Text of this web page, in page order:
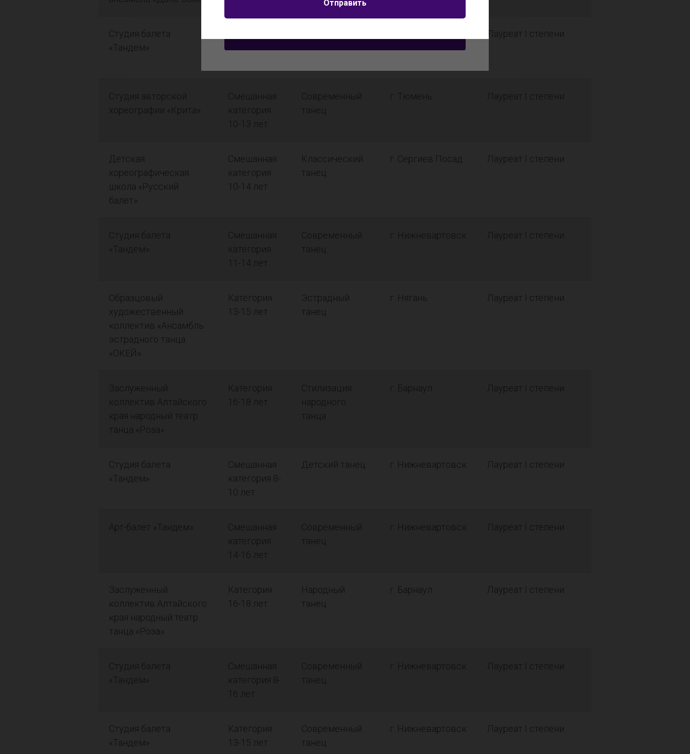
обработку персональных данных
Студия балета
«Тандем»
Лауреат I степени
Студия авторской
хореографии «Крита»
Смешанная
категория
10-13 лет
Современный
танец
г. Тюмень Лауреат I степени
Детская
хореографическая
школа «Русский
балет»
Смешанная
категория
10-14 лет
Классический
танец
г. Сергиев Посад Лауреат I степени
Студия балета
«Тандем»
Смешанная
категория
11-14 лет
Современный
танец
г. Нижневартовск Лауреат I степени
Образцовый
художественный
коллектив «Ансамбль
эстрадного танца
«ОКЕЙ»
Категория
13-15 лет
Эстрадный
танец
г. Нягань Лауреат I степени
Заслуженный
коллектив Алтайского
края народный театр
танца «Роза»
Категория
16-18 лет
Стилизация
народного
танца
г. Барнаул Лауреат I степени
Студия балета
«Тандем»
Смешанная
категория 8-
10 лет
Детский танец г. Нижневартовск Лауреат I степени
Арт-балет «Тандем»
Смешанная
категория
14-16 лет
Современный
танец
г. Нижневартовск Лауреат I степени
Заслуженный
коллектив Алтайского
края народный театр
танца «Роза»
Категория
16-18 лет
Народный
танец
г. Барнаул Лауреат I степени
Студия балета
«Тандем»
Смешанная
категория 8-
16 лет
Современный
танец
г. Нижневартовск Лауреат I степени
Студия балета
«Тандем»
Категория
13-15 лет
Современный
танец
г. Нижневартовск Лауреат I степени
Отправить